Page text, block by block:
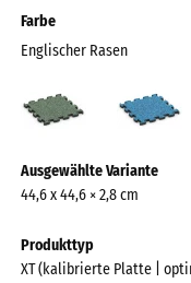
Farbe
Englischer Rasen
Englischer
Rasen
Informationen
zu
Farben?
Ausgewählte Variante
44,6 x 44,6 × 2,8 cm
Produkttyp
XT (kalibrierte Platte |